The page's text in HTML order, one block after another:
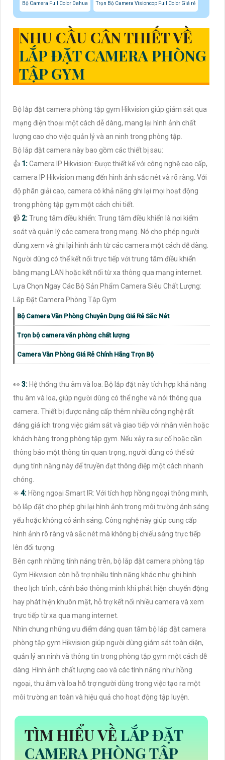
Bộ Camera Full Color Dahua Trọn Bộ Camera Visioncop Full Color Giá rẻ
NHU CẦU CÂN THIẾT VỀ
LẮP ĐẶT CAMERA PHÒNG
TẬP GYM
Bộ lắp đặt camera phòng tập gym Hikvision giúp giám sát qua
mạng điện thoại một cách dễ dàng, mang lại hình ảnh chất
lượng cao cho việc quản lý và an ninh trong phòng tập.
Bộ lắp đặt camera này bao gồm các thiết bị sau:
👍 1:Camera IP Hikvision: Được thiết kế với công nghệ cao cấp,
camera IP Hikvision mang đến hình ảnh sắc nét và rõ ràng. Với
độ phân giải cao, camera có khả năng ghi lại mọi hoạt động
trong phòng tập gym một cách chi tiết.
📹 2:Trung tâm điều khiển: Trung tâm điều khiển là nơi kiểm
soát và quản lý các camera trong mạng. Nó cho phép người
dùng xem và ghi lại hình ảnh từ các camera một cách dễ dàng.
Người dùng có thể kết nối trực tiếp với trung tâm điều khiển
bằng mạng LAN hoặc kết nối từ xa thông qua mạng internet.
Lựa Chọn Ngay Các Bộ Sản Phẩm Camera Siêu Chất Lượng:
Lắp Đặt Camera Phòng Tập Gym
Bộ Camera Văn Phòng Chuyên Dụng Giá Rẻ Săc Nét
Trọn bộ camera văn phòng chất lượng
Camera Văn Phòng Giá Rẻ Chính Hãng Trọn Bộ
️👀 3: Hệ thống thu âm và loa: Bộ lắp đặt này tích hợp khả năng
thu âm và loa, giúp người dùng có thể nghe và nói thông qua
camera. Thiết bị được nâng cấp thêm nhiều công nghệ rất
đáng giá ích trong việc giám sát và giao tiếp với nhân viên hoặc
khách hàng trong phòng tập gym. Nếu xảy ra sự cố hoặc cần
thông báo một thông tin quan trọng, người dùng có thể sử
dụng tính năng này để truyền đạt thông điệp một cách nhanh
chóng.
✳️ 4: Hồng ngoại Smart IR: Với tích hợp hồng ngoại thông minh,
bộ lắp đặt cho phép ghi lại hình ảnh trong môi trường ánh sáng
yếu hoặc không có ánh sáng. Công nghệ này giúp cung cấp
hình ảnh rõ ràng và sắc nét mà không bị chiếu sáng trực tiếp
lên đối tượng.
Bên cạnh những tính năng trên, bộ lắp đặt camera phòng tập
Gym Hikvision còn hỗ trợ nhiều tính năng khác như ghi hình
theo lịch trình, cảnh báo thông minh khi phát hiện chuyển động
hay phát hiện khuôn mặt, hỗ trợ kết nối nhiều camera và xem
trực tiếp từ xa qua mạng internet.
Nhìn chung những ưu điểm đáng quan tâm bộ lắp đặt camera
phòng tập gym Hikvision giúp người dùng giám sát toàn diện,
quản lý an ninh và thông tin trong phòng tập gym một cách dễ
dàng. Hình ảnh chất lượng cao và các tính năng như hồng
ngoại, thu âm và loa hỗ trợ người dùng trong việc tạo ra một
môi trường an toàn và hiệu quả cho hoạt động tập luyện.
TÌM HIỂU VỀ LẮP ĐẶT
CAMERA PHÒNG TẬP